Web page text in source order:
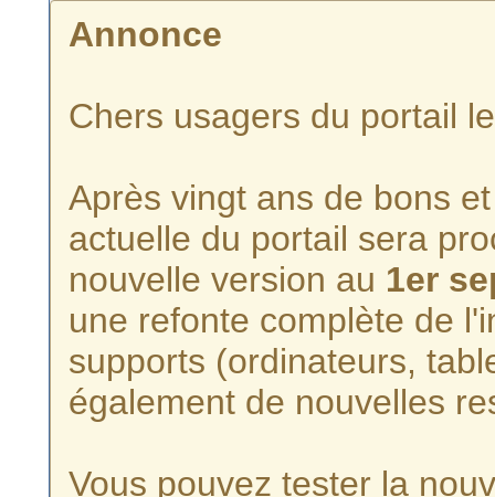
Annonce
Chers usagers du portail
Après vingt ans de bons
actuelle du portail sera
nouvelle version au 1er
une refonte complète de
supports (ordinateurs,
également de nouvelles
Vous pouvez tester la